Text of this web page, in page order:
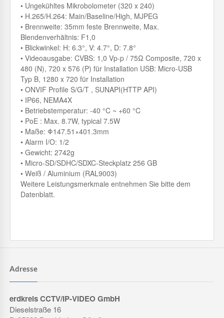
• Ungekühltes Mikrobolometer (320 x 240)
• H.265/H.264: Main/Baseline/High, MJPEG
• Brennweite: 35mm feste Brennweite, Max.
Blendenverhältnis: F1,0
• Blickwinkel: H: 6.3°, V: 4.7°, D: 7.8°
• Videoausgabe: CVBS: 1,0 Vp-p / 75Ω Composite, 720 x
480 (N), 720 x 576 (P) für Installation USB: Micro-USB
Typ B, 1280 x 720 für Installation
• ONVIF Profile S/G/T , SUNAPI(HTTP API)
• IP66, NEMA4X
• Betriebstemperatur: -40 °C ~ +60 °C
• PoE : Max. 8.7W, typical 7.5W
• Maße: Φ147.51×401.3mm
• Alarm I/O: 1/2
• Gewicht: 2742g
• Micro-SD/SDHC/SDXC-Steckplatz 256 GB
• Weiß / Aluminium (RAL9003)
Weitere Leistungsmerkmale entnehmen Sie bitte dem
Datenblatt.
Adresse
erdkreis CCTV/IP-VIDEO GmbH
Dieselstraße 16